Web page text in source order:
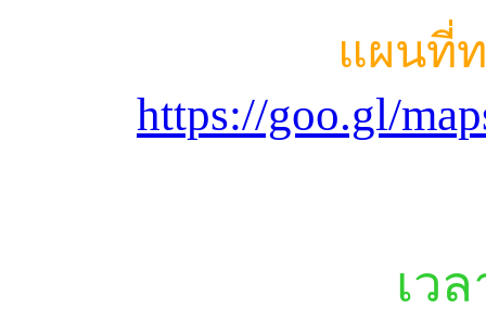
แผนที่
https://goo.gl/
เว